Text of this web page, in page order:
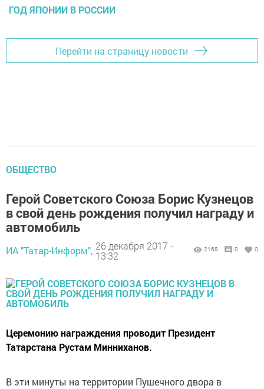
ГОД ЯПОНИИ В РОССИИ
Перейти на страницу новости
ОБЩЕСТВО
Герой Советского Союза Борис Кузнецов
в свой день рождения получил награду и
автомобиль
ИА "Татар-Информ", 26 декабря 2017 -
13:32
2168 0 0
Церемонию награждения проводит Президент
Татарстана Рустам Минниханов.
В эти минуты на территории Пушечного двора в